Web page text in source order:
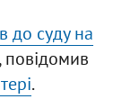
до суду на
повідомив
.